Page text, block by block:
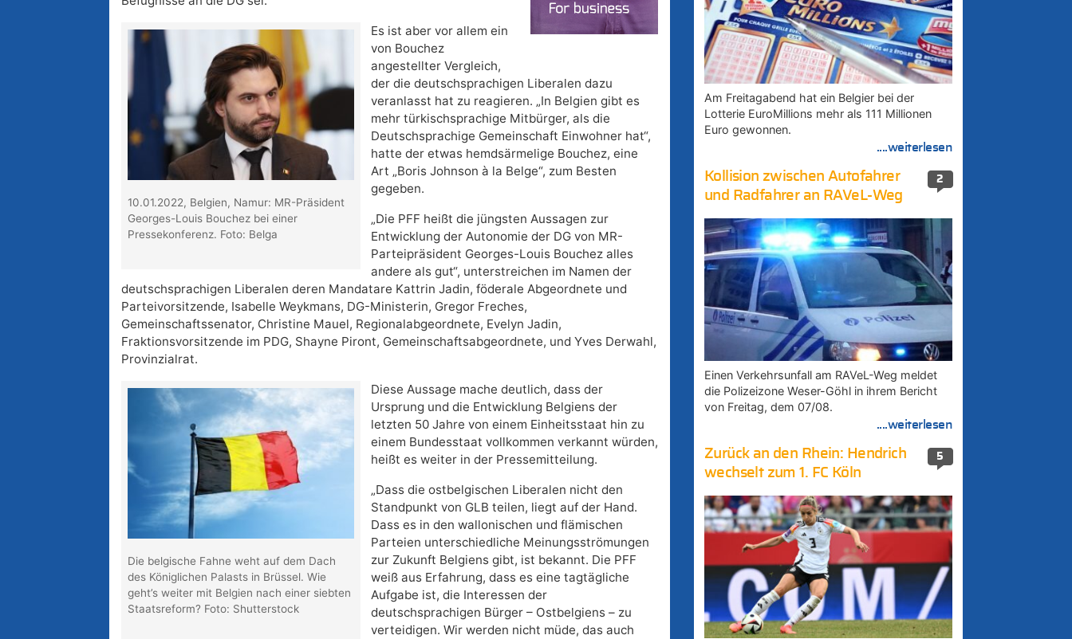
10.01.2022, Belgien, Namur: MR-Präsident
Georges-Louis Bouchez bei einer
Pressekonferenz. Foto: Belga
Es ist aber vor allem ein
von Bouchez
angestellter Vergleich,
der die deutschsprachigen Liberalen dazu
veranlasst hat zu reagieren. „In Belgien gibt es
mehr türkischsprachige Mitbürger, als die
Deutschsprachige Gemeinschaft Einwohner hat“,
hatte der etwas hemdsärmelige Bouchez, eine
Art „Boris Johnson à la Belge“, zum Besten
gegeben.
„Die PFF heißt die jüngsten Aussagen zur
Entwicklung der Autonomie der DG von MR-
Parteipräsident Georges-Louis Bouchez alles
andere als gut“, unterstreichen im Namen der
deutschsprachigen Liberalen deren Mandatare Kattrin Jadin, föderale Abgeordnete und
Parteivorsitzende, Isabelle Weykmans, DG-Ministerin, Gregor Freches,
Gemeinschaftssenator, Christine Mauel, Regionalabgeordnete, Evelyn Jadin,
Fraktionsvorsitzende im PDG, Shayne Piront, Gemeinschaftsabgeordnete, und Yves Derwahl,
Provinzialrat.
Die belgische Fahne weht auf dem Dach
des Königlichen Palasts in Brüssel. Wie
geht’s weiter mit Belgien nach einer siebten
Staatsreform? Foto: Shutterstock
Diese Aussage mache deutlich, dass der
Ursprung und die Entwicklung Belgiens der
letzten 50 Jahre von einem Einheitsstaat hin zu
einem Bundesstaat vollkommen verkannt würden,
heißt es weiter in der Pressemitteilung.
„Dass die ostbelgischen Liberalen nicht den
Standpunkt von GLB teilen, liegt auf der Hand.
Dass es in den wallonischen und flämischen
Parteien unterschiedliche Meinungsströmungen
zur Zukunft Belgiens gibt, ist bekannt. Die PFF
weiß aus Erfahrung, dass es eine tagtägliche
Aufgabe ist, die Interessen der
deutschsprachigen Bürger – Ostbelgiens – zu
verteidigen. Wir werden nicht müde, das auch
Am Freitagabend hat ein Belgier bei der
Lotterie EuroMillions mehr als 111 Millionen
Euro gewonnen.
....weiterlesen
2
Kollision zwischen Autofahrer
und Radfahrer an RAVeL-Weg
Einen Verkehrsunfall am RAVeL-Weg meldet
die Polizeizone Weser-Göhl in ihrem Bericht
von Freitag, dem 07/08.
....weiterlesen
5
Zurück an den Rhein: Hendrich
wechselt zum 1. FC Köln